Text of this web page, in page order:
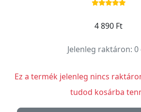
4 890 Ft
Jelenleg raktáron: 0
Ez a termék jelenleg nincs
tudod kosárba